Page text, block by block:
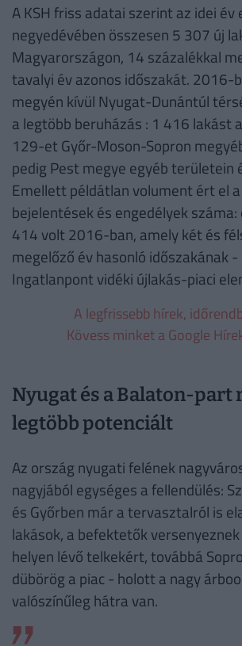
A KSH friss adatai szerint az idei év
negyedévében összesen 5 307 új
Magyarországon, 14 százalékkal
tavalyi év azonos időszakát. 2016-
megyén kívül Nyugat-Dunántúl
a legtöbb beruházás : 1 416 lakást
129-et Győr-Moson-Sopron
pedig Pest megye egyéb területein
Emellett példátlan volument ért el
bejelentések és engedélyek száma:
414 volt 2016-ban, amely két és
megelőző év hasonló időszakának
Ingatlanpont vidéki újlakás-piaci
A legfrissebb hírek,
Kövess minket a Google
Nyugat és a Balaton-part
legtöbb potenciált
Az ország nyugati felének
nagyjából egységes a fellendülés:
és Győrben már a tervasztalról is
lakások, a befektetők
helyen lévő telkekért, továbbá
dübörög a piac - holott a nagy
valószínűleg hátra van.